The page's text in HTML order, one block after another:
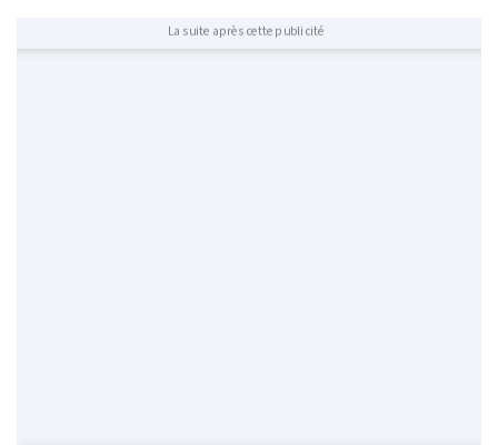
La suite après cette publicité